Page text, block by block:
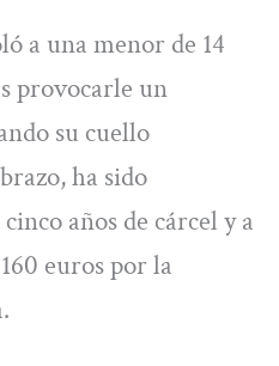
a una menor de 14
provocarle un
su cuello
ha sido
años de cárcel y a
euros por la